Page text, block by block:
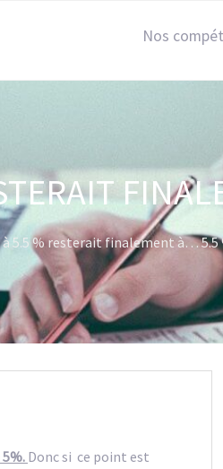
Nos
à 5.5 % resterait finalement à… 5.5
Donc si ce point est